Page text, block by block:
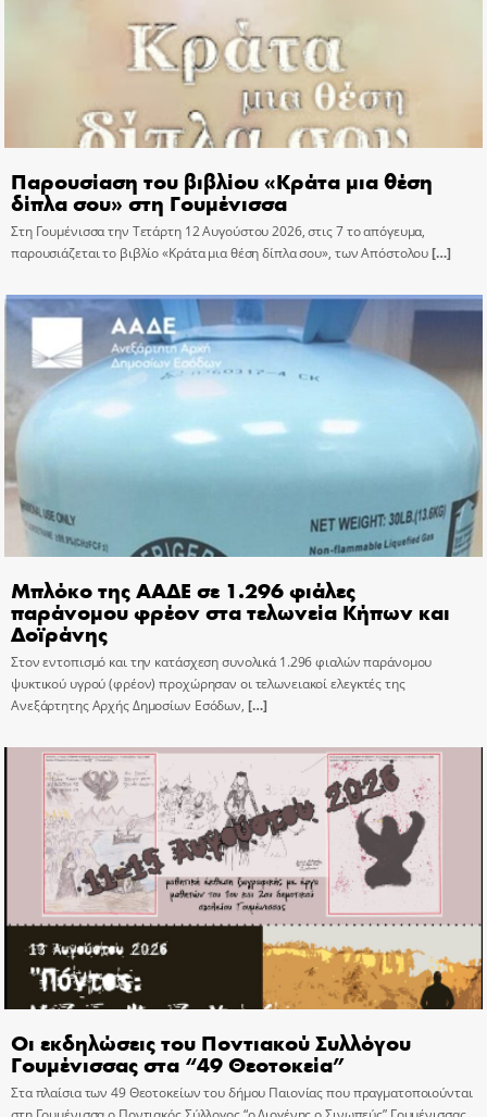
Παρουσίαση του βιβλίου «Κράτα μια θέση
δίπλα σου» στη Γουμένισσα
Στη Γουμένισσα την Τετάρτη 12 Αυγούστου 2026, στις 7 το απόγευμα,
παρουσιάζεται το βιβλίο «Κράτα μια θέση δίπλα σου», των Απόστολου[…]
Μπλόκο της ΑΑΔΕ σε 1.296 φιάλες
παράνομου φρέον στα τελωνεία Κήπων και
Δοϊράνης
Στον εντοπισμό και την κατάσχεση συνολικά 1.296 φιαλών παράνομου
ψυκτικού υγρού (φρέον) προχώρησαν οι τελωνειακοί ελεγκτές της
Ανεξάρτητης Αρχής Δημοσίων Εσόδων, […]
Οι εκδηλώσεις του Ποντιακού Συλλόγου
Γουμένισσας στα “49 Θεοτοκεία”
Στα πλαίσια των 49 Θεοτοκείων του δήμου Παιονίας που πραγματοποιούνται